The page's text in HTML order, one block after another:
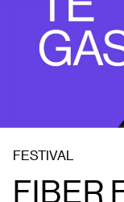
FESTIVAL
FIBER